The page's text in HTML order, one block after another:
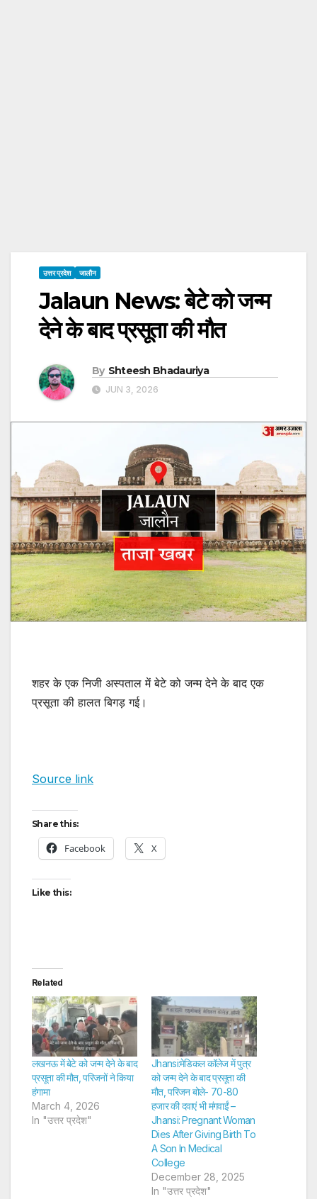
उत्तर प्रदेश जालौन
Jalaun News: बेटे को जन्म
देने के बाद प्रसूता की मौत
By Shteesh Bhadauriya
JUN 3, 2026
शहर के एक निजी अस्पताल में बेटे को जन्म देने के बाद एक
प्रसूता की हालत बिगड़ गई।
Source link
Share this:
Facebook X
Like this:
Related
लखनऊ में बेटे को जन्म देने के बाद
प्रसूता की मौत, परिजनों ने किया
हंगामा
March 4, 2026
In "उत्तर प्रदेश"
Jhansi:मेडिकल कॉलेज में पुत्र
को जन्म देने के बाद प्रसूता की
मौत, परिजन बोले- 70-80
हजार की दवाएं भी मंगवाईं –
Jhansi: Pregnant Woman
Dies After Giving Birth To
A Son In Medical
College
December 28, 2025
In "उत्तर प्रदेश"